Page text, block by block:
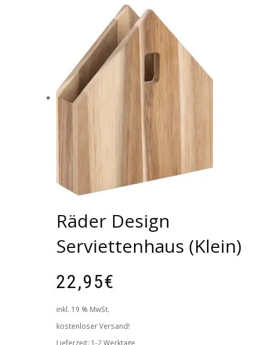
Räder Design
Serviettenhaus (Klein)
22,95€
inkl. 19 % MwSt.
kostenloser Versand!
Lieferzeit: 1-2 Werktage